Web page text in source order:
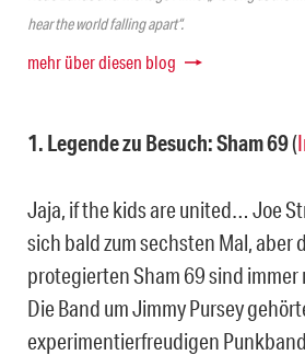
hear the world falling apart“.
mehr über diesen blog
1. Legende zu Besuch: Sham 69(
Jaja, if the kids are united… Joe
sich bald zum sechsten Mal, aber
protegierten Sham 69 sind
Die Band um Jimmy Pursey
experimentierfreudigen